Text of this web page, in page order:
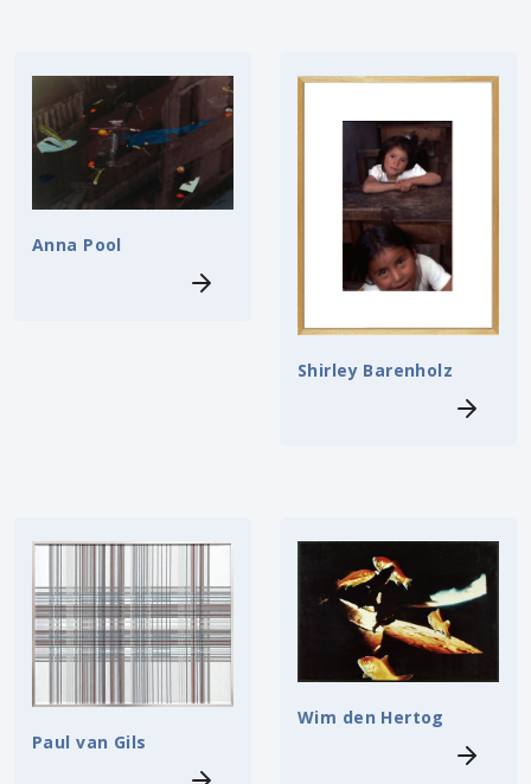
Anna Pool
Shirley Barenholz
Paul van Gils
Wim den Hertog